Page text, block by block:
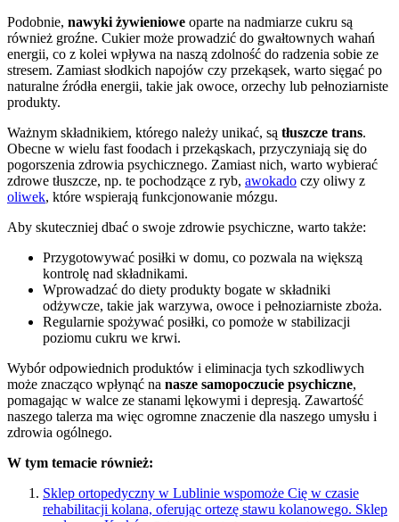
Podobnie, nawyki żywieniowe oparte na nadmiarze cukru są
również groźne. Cukier może prowadzić do gwałtownych wahań
energii, co z kolei wpływa na naszą zdolność do radzenia sobie ze
stresem. Zamiast słodkich napojów czy przekąsek, warto sięgać po
naturalne źródła energii, takie jak owoce, orzechy lub pełnoziarniste
produkty.
Ważnym składnikiem, którego należy unikać, są tłuszcze trans.
Obecne w wielu fast foodach i przekąskach, przyczyniają się do
pogorszenia zdrowia psychicznego. Zamiast nich, warto wybierać
zdrowe tłuszcze, np. te pochodzące z ryb, awokado czy oliwy z
oliwek, które wspierają funkcjonowanie mózgu.
Aby skuteczniej dbać o swoje zdrowie psychiczne, warto także:
Przygotowywać posiłki w domu, co pozwala na większą
kontrolę nad składnikami.
Wprowadzać do diety produkty bogate w składniki
odżywcze, takie jak warzywa, owoce i pełnoziarniste zboża.
Regularnie spożywać posiłki, co pomoże w stabilizacji
poziomu cukru we krwi.
Wybór odpowiednich produktów i eliminacja tych szkodliwych
może znacząco wpłynąć na nasze samopoczucie psychiczne,
pomagając w walce ze stanami lękowymi i depresją. Zawartość
naszego talerza ma więc ogromne znaczenie dla naszego umysłu i
zdrowia ogólnego.
W tym temacie również:
Sklep ortopedyczny w Lublinie wspomoże Cię w czasie
rehabilitacji kolana, oferując ortezę stawu kolanowego. Sklep